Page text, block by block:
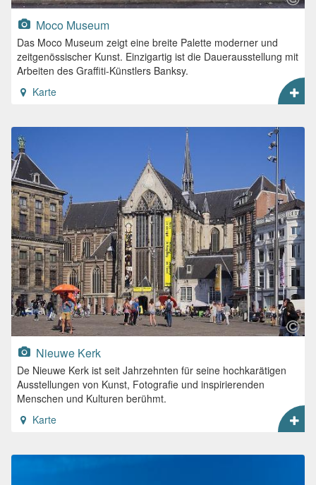
Moco Museum
Das Moco Museum zeigt eine breite Palette moderner und
zeitgenössischer Kunst. Einzigartig ist die Dauerausstellung mit
Arbeiten des Graffiti-Künstlers Banksy.
Karte
Nieuwe Kerk
De Nieuwe Kerk ist seit Jahrzehnten für seine hochkarätigen
Ausstellungen von Kunst, Fotografie und inspirierenden
Menschen und Kulturen berühmt.
Karte